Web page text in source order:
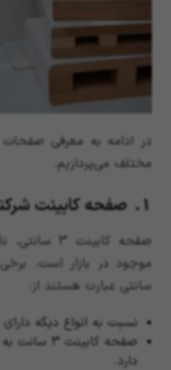
در ادامه به معرفی
مختلف می‌پردازیم.
1. صفحه کابینت شرکتی 3 سانتی
صفحه کابینت
موجود در بازار است.
سانتی عبارت هستند از:
نسبت به انواع دیگه
صفحه
دارد.